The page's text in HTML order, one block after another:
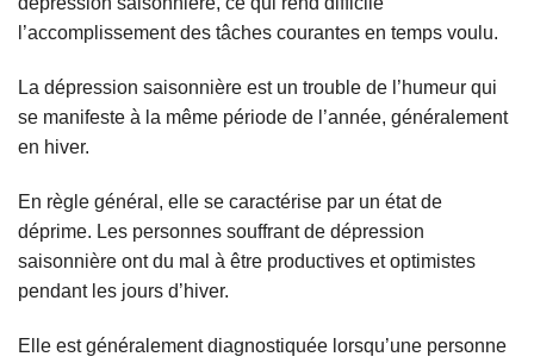
l’accomplissement des tâches courantes en temps voulu.
La dépression saisonnière est un trouble de l’humeur qui
se manifeste à la même période de l’année, généralement
en hiver.
En règle général, elle se caractérise par un état de
déprime. Les personnes souffrant de dépression
saisonnière ont du mal à être productives et optimistes
pendant les jours d’hiver.
Elle est généralement diagnostiquée lorsqu’une personne